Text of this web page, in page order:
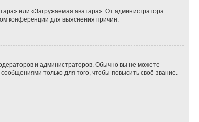
или «Загружаемая аватара». От администратора
конференции для выяснения причин.
и администраторов. Обычно вы не можете
только для того, чтобы повысить своё звание.